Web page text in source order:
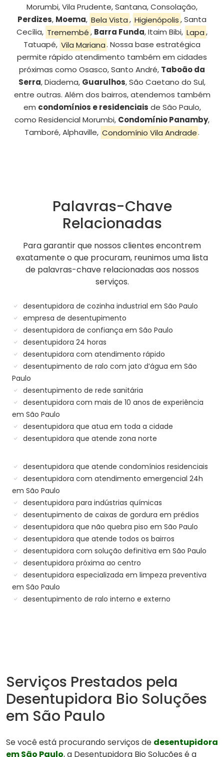
Morumbi, Vila Prudente, Santana, Consolação,
Perdizes, Moema, Bela Vista, Higienópolis, Santa
Cecília, Tremembé, Barra Funda, Itaim Bibi, Lapa,
Tatuapé, Vila Mariana. Nossa base estratégica
permite rápido atendimento também em cidades
próximas como Osasco, Santo André, Taboão da
Serra, Diadema, Guarulhos, São Caetano do Sul,
entre outras. Além dos bairros, atendemos também
em condomínios e residenciais de São Paulo,
como Residencial Morumbi, Condomínio Panamby,
Tamboré, Alphaville, Condomínio Vila Andrade.
Palavras-Chave
Relacionadas
Para garantir que nossos clientes encontrem
exatamente o que procuram, reunimos uma lista
de palavras-chave relacionadas aos nossos
serviços.
desentupidora de cozinha industrial em São Paulo
empresa de desentupimento
desentupidora de confiança em São Paulo
desentupidora 24 horas
desentupidora com atendimento rápido
desentupimento de ralo com jato d’água em São
Paulo
desentupimento de rede sanitária
desentupidora com mais de 10 anos de experiência
em São Paulo
desentupidora que atua em toda a cidade
desentupidora que atende zona norte
desentupidora que atende condomínios residenciais
desentupidora com atendimento emergencial 24h
em São Paulo
desentupidora para indústrias químicas
desentupimento de caixas de gordura em prédios
desentupidora que não quebra piso em São Paulo
desentupidora que atende todos os bairros
desentupidora com solução definitiva em São Paulo
desentupidora próxima ao centro
desentupidora especializada em limpeza preventiva
em São Paulo
desentupimento de ralo interno e externo
Serviços Prestados pela
Desentupidora Bio Soluções
em São Paulo
Se você está procurando serviços de desentupidora
em São Paulo, a Desentupidora Bio Soluções é a